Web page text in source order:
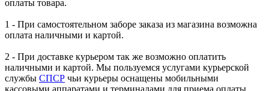
оплаты товара.
1 - При самостоятельном заборе заказа из магазина возможна
оплата наличными и картой.
2 - При доставке курьером так же возможно оплатить
наличными и картой. Мы пользуемся услугами курьерской
службы СПСР чьи курьеры оснащены мобильными
кассовыми аппаратами и терминалами для приема оплаты